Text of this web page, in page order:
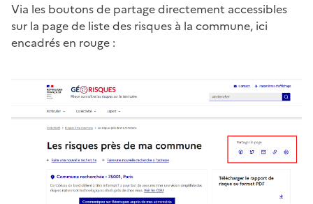
Via les boutons de partage directement accessibles
sur la page de liste des risques à la commune, ici
encadrés en rouge :